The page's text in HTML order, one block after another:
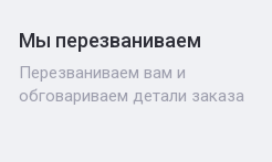
Мы перезваниваем
Перезваниваем вам и
обговариваем детали заказа